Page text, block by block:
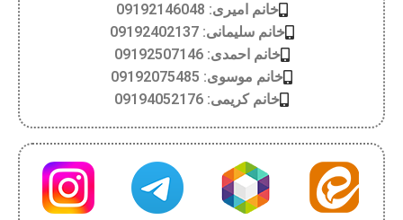
خانم امیری: 09192146048
خانم سلیمانی: 09192402137
خانم احمدی: 09192507146
خانم موسوی: 09192075485
خانم کریمی: 09194052176